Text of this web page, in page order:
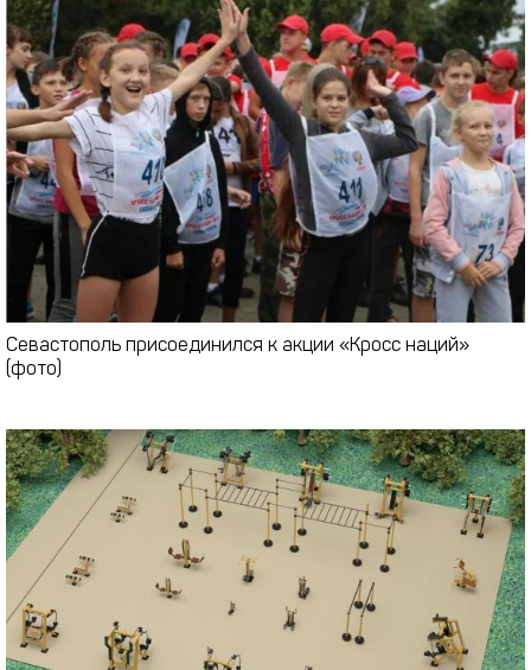
Севастополь присоединился к акции «Кросс наций»
(фото)